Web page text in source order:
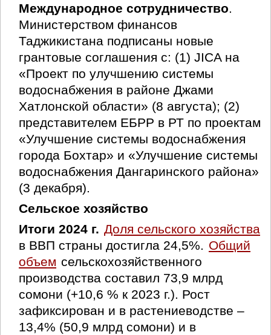
Международное сотрудничество.
Министерством финансов
Таджикистана подписаны новые
грантовые соглашения с: (1) JICA на
«Проект по улучшению системы
водоснабжения в районе Джами
Хатлонской области» (8 августа); (2)
представителем ЕБРР в РТ по проектам
«Улучшение системы водоснабжения
города Бохтар» и «Улучшение системы
водоснабжения Дангаринского района»
(3 декабря).
Сельское хозяйство
Итоги 2024 г. Доля сельского хозяйства
в ВВП страны достигла 24,5%. Общий
объем сельскохозяйственного
производства составил 73,9 млрд
сомони (+10,6 % к 2023 г.). Рост
зафиксирован и в растениеводстве –
13,4% (50,9 млрд сомони) и в